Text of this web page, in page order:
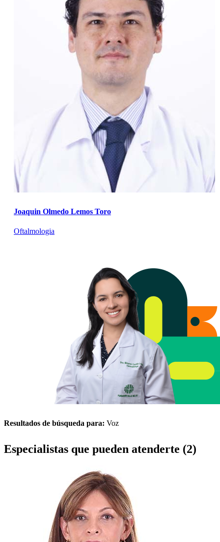
Joaquin Olmedo Lemos Toro
Oftalmologia
Resultados de búsqueda para: Voz
Especialistas que pueden atenderte (2)